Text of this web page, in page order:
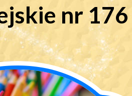
nr 176